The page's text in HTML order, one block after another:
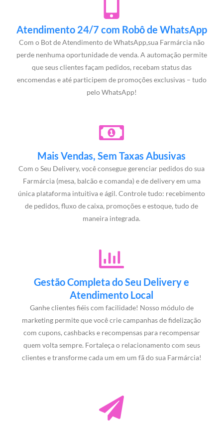
Atendimento 24/7 com Robô de WhatsApp
Com o Bot de Atendimento de WhatsApp,sua Farmárcia não
perde nenhuma oportunidade de venda. A automação permite
que seus clientes façam pedidos, recebam status das
encomendas e até participem de promoções exclusivas – tudo
pelo WhatsApp!
Mais Vendas, Sem Taxas Abusivas
Com o Seu Delivery, você consegue gerenciar pedidos do sua
Farmárcia (mesa, balcão e comanda) e de delivery em uma
única plataforma intuitiva e ágil. Controle tudo: recebimento
de pedidos, fluxo de caixa, promoções e estoque, tudo de
maneira integrada.
Gestão Completa do Seu Delivery e
Atendimento Local
Ganhe clientes fiéis com facilidade! Nosso módulo de
marketing permite que você crie campanhas de fidelização
com cupons, cashbacks e recompensas para recompensar
quem volta sempre. Fortaleça o relacionamento com seus
clientes e transforme cada um em um fã do sua Farmárcia!